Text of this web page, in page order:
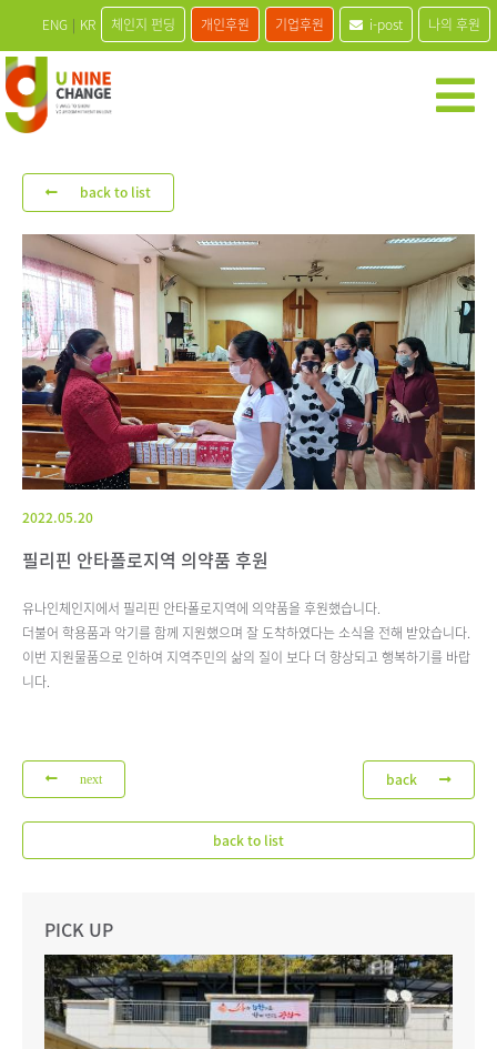
ENG | KR 체인지 펀딩 개인후원 기업후원 i-post 나의 후원
back to list
2022.05.20
필리핀 안타폴로지역 의약품 후원
유나인체인지에서 필리핀 안타폴로지역에 의약품을 후원했습니다.
더불어 학용품과 악기를 함께 지원했으며 잘 도착하였다는 소식을 전해 받았습니다.
이번 지원물품으로 인하여 지역주민의 삶의 질이 보다 더 향상되고 행복하기를 바랍
니다.
back
next
back to list
PICK UP